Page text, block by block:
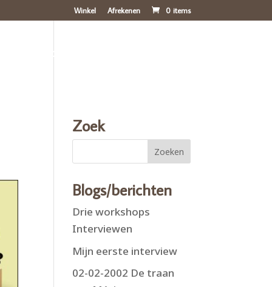
Winkel Afrekenen 0 items
Blog
Zoek
Blogs/berichten
Drie workshops
Interviewen
Mijn eerste interview
02-02-2002 De traan